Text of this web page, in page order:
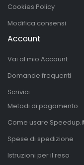
Cookies Policy
Modifica consensi
Account
Vai al mio Account
Domande frequenti
Scrivici
Metodi di pagamento
Come usare
Spese di spedizione
Istruzioni per il reso